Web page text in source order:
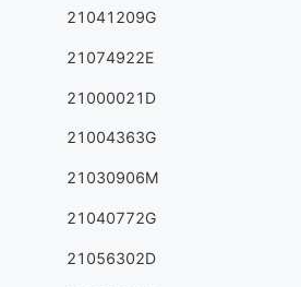
21041209G
21074922E
21000021D
21004363G
21030906M
21040772G
21056302D